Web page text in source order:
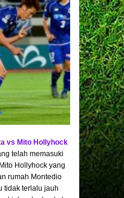
vs Mito Hollyhock
telah memasuki
Hollyhock yang
rumah Montedio
tidak terlalu jauh